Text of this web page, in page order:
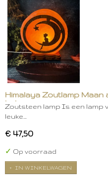
Himalaya Zoutlamp Maan
halen
Zoutsteen lamp Is een lamp
leuke…
€ 47,50
✓ Op voorraad
IN WINKELWAGEN